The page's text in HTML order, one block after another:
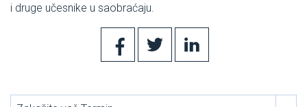
i druge učesnike u saobraćaju.